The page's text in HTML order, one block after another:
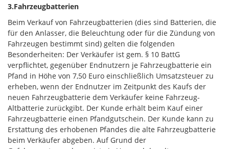
3.Fahrzeugbatterien
Beim Verkauf von Fahrzeugbatterien (dies sind Batterien, die
für den Anlasser, die Beleuchtung oder für die Zündung von
Fahrzeugen bestimmt sind) gelten die folgenden
Besonderheiten: Der Verkäufer ist gem. § 10 BattG
verpflichtet, gegenüber Endnutzern je Fahrzeugbatterie ein
Pfand in Höhe von 7,50 Euro einschließlich Umsatzsteuer zu
erheben, wenn der Endnutzer im Zeitpunkt des Kaufs der
neuen Fahrzeugbatterie dem Verkäufer keine Fahrzeug-
Altbatterie zurückgibt. Der Kunde erhält beim Kauf einer
Fahrzeugbatterie einen Pfandgutschein. Der Kunde kann zu
Erstattung des erhobenen Pfandes die alte Fahrzeugbatterie
beim Verkäufer abgeben. Auf Grund der